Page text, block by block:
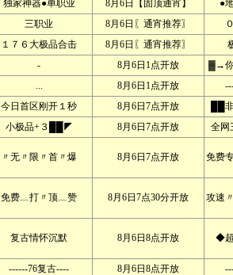
独家神器●单职业 8月6日【固顶通宵】
●
三职业 8月6日〖通宵推荐〗
１７６大极品合击 8月6日〖通宵推荐〗
- 8月6日1点开放
▓→
... 8月6日1点开放
今日首区刚开１秒 8月6日7点开放
██
小极品+３██◤ 8月6日7点开放 全网
〃无〃限〃首〃爆 8月6日7点开放 免费
免费﹏打〃顶﹏赞 8月6日7点30分开放 攻速
复古情怀沉默 8月6日8点开放 ◆
------76复古---- 8月6日8点开放